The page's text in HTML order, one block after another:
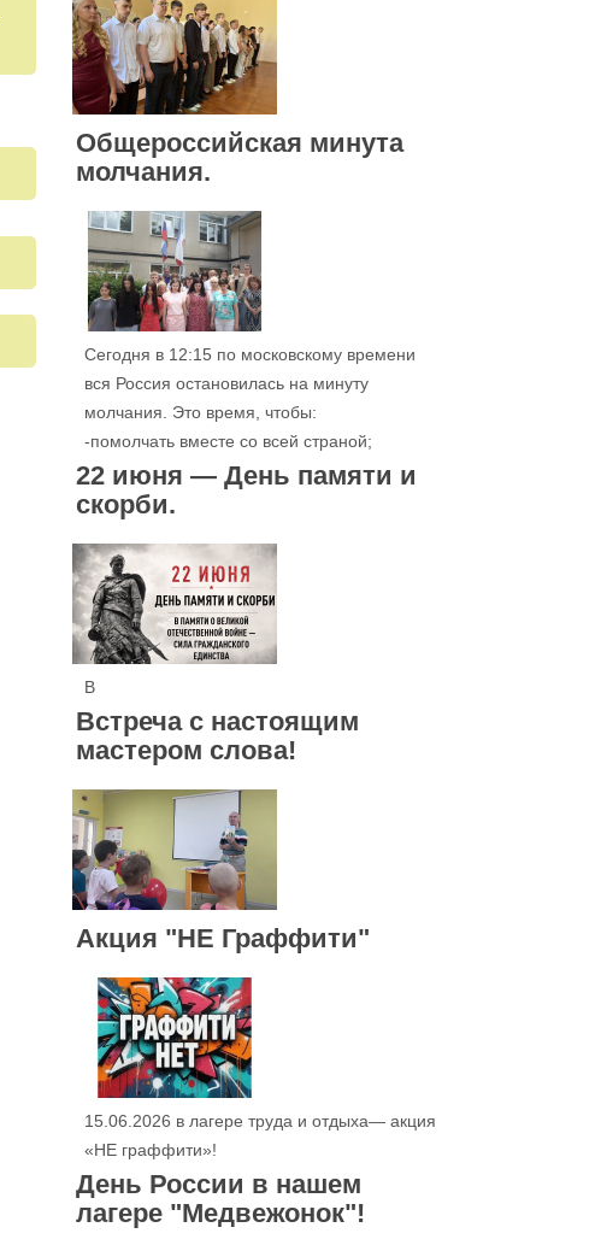
Общероссийская минута
молчания.
Сегодня в 12:15 по московскому времени
вся Россия остановилась на минуту
молчания. Это время, чтобы:
-помолчать вместе со всей страной;
22 июня — День памяти и
скорби.
В
Встреча с настоящим
мастером слова!
Акция "НЕ Граффити"
15.06.2026 в лагере труда и отдыха— акция
«НЕ граффити»!
День России в нашем
лагере "Медвежонок"!